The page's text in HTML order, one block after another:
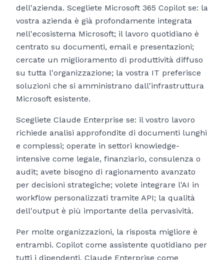
dell'azienda. Scegliete Microsoft 365 Copilot se: la
vostra azienda è già profondamente integrata
nell'ecosistema Microsoft; il lavoro quotidiano è
centrato su documenti, email e presentazioni;
cercate un miglioramento di produttività diffuso
su tutta l'organizzazione; la vostra IT preferisce
soluzioni che si amministrano dall'infrastruttura
Microsoft esistente.
Scegliete Claude Enterprise se: il vostro lavoro
richiede analisi approfondite di documenti lunghi
e complessi; operate in settori knowledge-
intensive come legale, finanziario, consulenza o
audit; avete bisogno di ragionamento avanzato
per decisioni strategiche; volete integrare l'AI in
workflow personalizzati tramite API; la qualità
dell'output è più importante della pervasività.
Per molte organizzazioni, la risposta migliore è
entrambi. Copilot come assistente quotidiano per
tutti i dipendenti, Claude Enterprise come